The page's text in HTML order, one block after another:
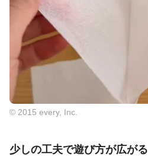
© 2015 every, Inc.
少しの工夫で遊び方が広がる